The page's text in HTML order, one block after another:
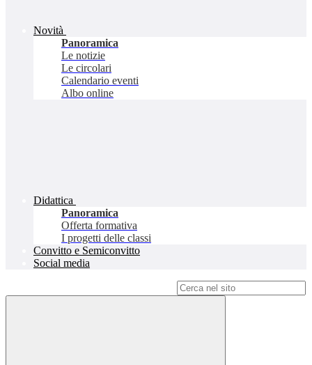
Novità
Panoramica
Le notizie
Le circolari
Calendario eventi
Albo online
Didattica
Panoramica
Offerta formativa
I progetti delle classi
Convitto e Semiconvitto
Social media